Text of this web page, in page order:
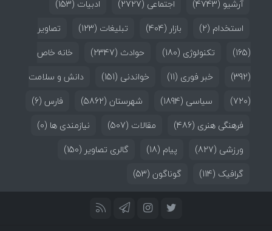
آرشیو (4743) اجتماعی (2727) ادبیات (153)
استخدام (2) بازار (404) تبلیغات (123)
تصاویر
(165)
تکنولوژی (180) حوادث (2347)
خانه خاص
(392)
خبر فوری (11) خواندنی (151)
دانش و سلامت
(720)
سیاسی (1894) شهرستان (5862) فارس (6)
فرهنگی هنری (486) مقالات (507) نیازمندی ها (0)
ورزشی (827) پیام (18) گالری تصاویر (150)
گرافیک (114) گوناگون (53)